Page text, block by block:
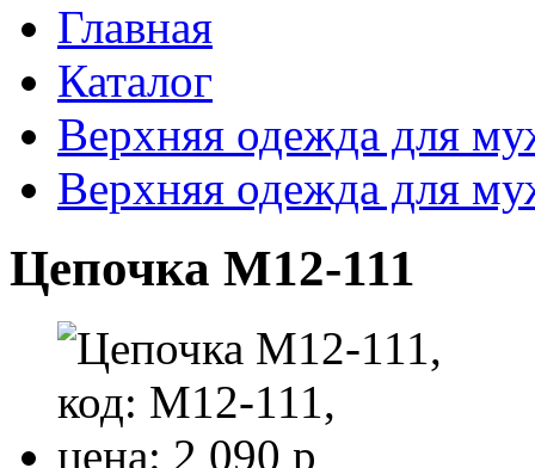
Главная
Каталог
Верхняя одежда для
Верхняя одежда для
Цепочка M12-111